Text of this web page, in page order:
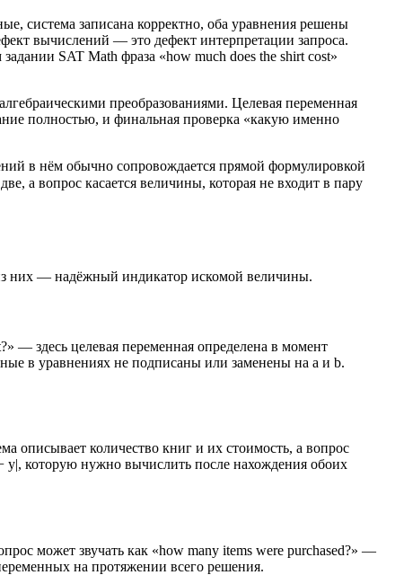
система записана корректно, оба уравнения решены
вычислений — это дефект интерпретации запроса.
SAT Math фраза «how much does the shirt cost»
преобразованиями. Целевая переменная
полностью, и финальная проверка «какую именно
в нём обычно сопровождается прямой формулировкой
а вопрос касается величины, которая не входит в пару
них — надёжный индикатор искомой величины.
— здесь целевая переменная определена в момент
в уравнениях не подписаны или заменены на a и b.
описывает количество книг и их стоимость, а вопрос
− y|, которую нужно вычислить после нахождения обоих
может звучать как «how many items were purchased?» —
на протяжении всего решения.